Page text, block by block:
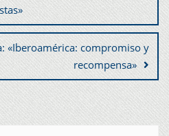
«Iberoamérica: compromiso y
recompensa»